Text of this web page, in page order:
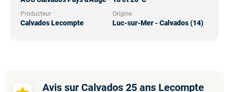
Producteur
Calvados Lecompte
Origine
Luc-sur-Mer - Calvados (14)
Avis sur Calvados 25 ans Lecompte